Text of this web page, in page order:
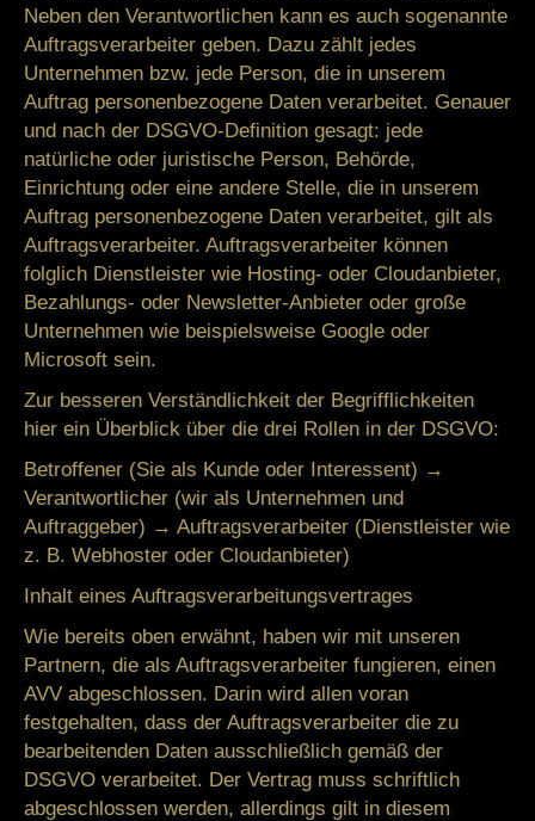
Neben den Verantwortlichen kann es auch sogenannte
Auftragsverarbeiter geben. Dazu zählt jedes
Unternehmen bzw. jede Person, die in unserem
Auftrag personenbezogene Daten verarbeitet. Genauer
und nach der DSGVO-Definition gesagt: jede
natürliche oder juristische Person, Behörde,
Einrichtung oder eine andere Stelle, die in unserem
Auftrag personenbezogene Daten verarbeitet, gilt als
Auftragsverarbeiter. Auftragsverarbeiter können
folglich Dienstleister wie Hosting- oder Cloudanbieter,
Bezahlungs- oder Newsletter-Anbieter oder große
Unternehmen wie beispielsweise Google oder
Microsoft sein.
Zur besseren Verständlichkeit der Begrifflichkeiten
hier ein Überblick über die drei Rollen in der DSGVO:
Betroffener (Sie als Kunde oder Interessent) →
Verantwortlicher (wir als Unternehmen und
Auftraggeber) → Auftragsverarbeiter (Dienstleister wie
z. B. Webhoster oder Cloudanbieter)
Inhalt eines Auftragsverarbeitungsvertrages
Wie bereits oben erwähnt, haben wir mit unseren
Partnern, die als Auftragsverarbeiter fungieren, einen
AVV abgeschlossen. Darin wird allen voran
festgehalten, dass der Auftragsverarbeiter die zu
bearbeitenden Daten ausschließlich gemäß der
DSGVO verarbeitet. Der Vertrag muss schriftlich
abgeschlossen werden, allerdings gilt in diesem